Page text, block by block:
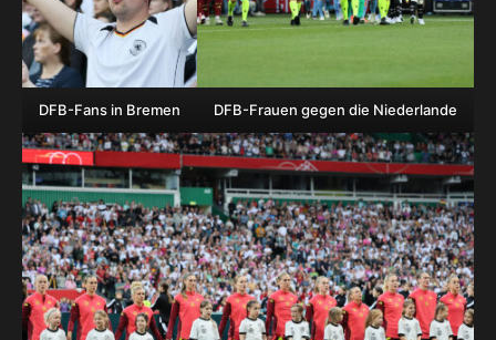
DFB-Fans in Bremen DFB-Frauen gegen die Niederlande